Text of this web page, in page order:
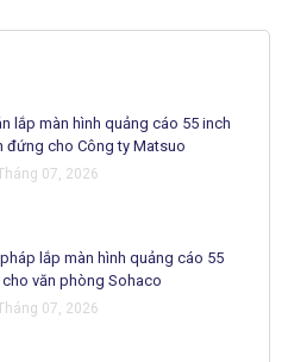
lắp màn hình quảng cáo 55 inch
đứng cho Công ty Matsuo
07, 2026
lắp màn hình quảng cáo 55
văn phòng Sohaco
07, 2026